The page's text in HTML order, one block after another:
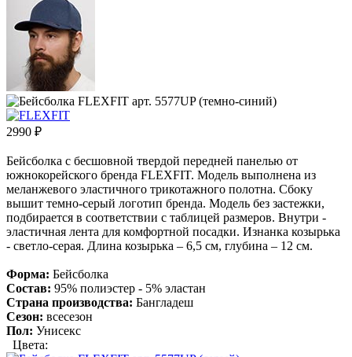
2990 ₽
Бейсболка с бесшовной твердой передней панелью от
южнокорейского бренда FLEXFIT. Модель выполнена из
меланжевого эластичного трикотажного полотна. Сбоку
вышит темно-серый логотип бренда. Модель без застежки,
подбирается в соответствии с таблицей размеров. Внутри -
эластичная лента для комфортной посадки. Изнанка козырька
- светло-серая. Длина козырька – 6,5 см, глубина – 12 см.
Форма: Бейсболка
Состав: 95% полиэстер - 5% эластан
Страна производства: Бангладеш
Сезон: всесезон
Пол: Унисекс
Цвета: